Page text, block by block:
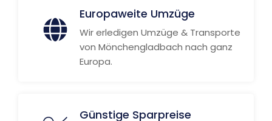
Europaweite Umzüge
Wir erledigen Umzüge & Transporte
von Mönchengladbach nach ganz
Europa.
Günstige Sparpreise